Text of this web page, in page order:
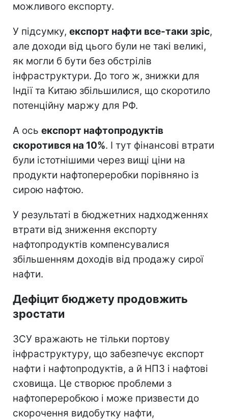
можливого експорту.
У підсумку, експорт нафти все-таки зріс,
але доходи від цього були не такі великі,
як могли б бути без обстрілів
інфраструктури. До того ж, знижки для
Індії та Китаю збільшилися, що скоротило
потенційну маржу для РФ.
А ось експорт нафтопродуктів
скоротився на 10%. І тут фінансові втрати
були істотнішими через вищі ціни на
продукти нафтопереробки порівняно із
сирою нафтою.
У результаті в бюджетних надходженнях
втрати від зниження експорту
нафтопродуктів компенсувалися
збільшенням доходів від продажу сирої
нафти.
Дефіцит бюджету продовжить
зростати
ЗСУ вражають не тільки портову
інфраструктуру, що забезпечує експорт
нафти і нафтопродуктів, а й НПЗ і нафтові
сховища. Це створює проблеми з
нафтопереробкою і може призвести до
скорочення видобутку нафти,